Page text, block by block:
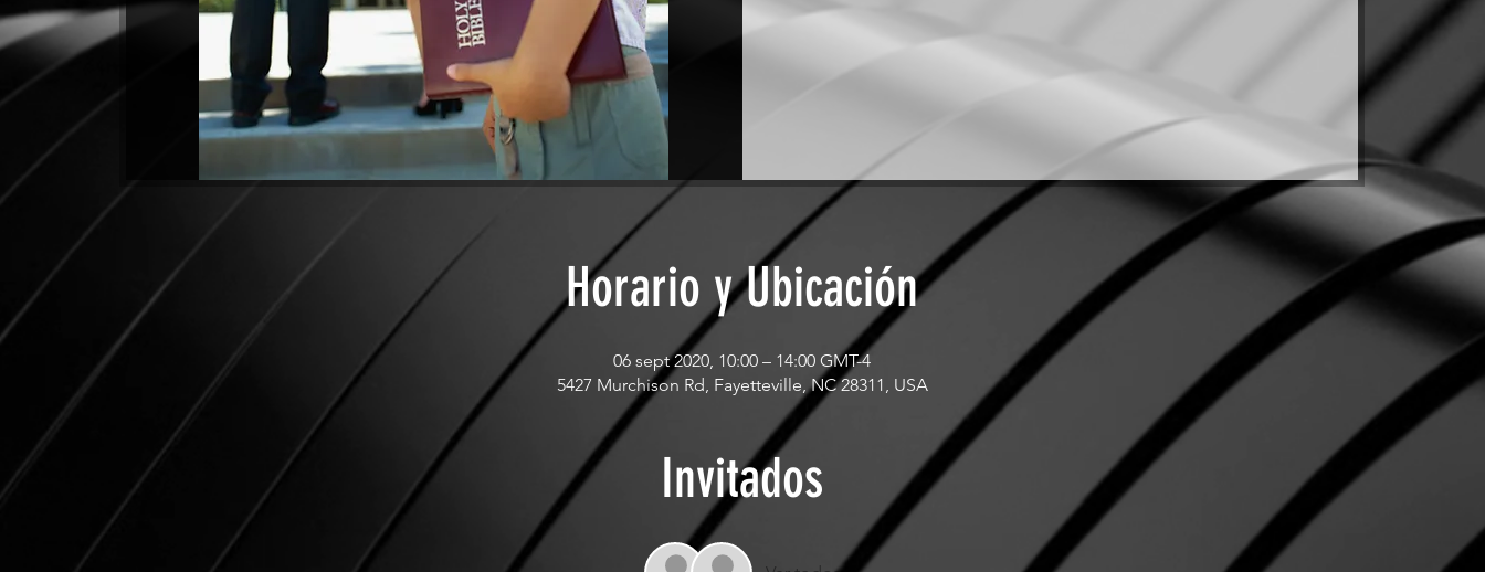
Horario y Ubicación
06 sept 2020, 10:00 – 14:00 GMT-4
5427 Murchison Rd, Fayetteville, NC 28311, USA
Invitados